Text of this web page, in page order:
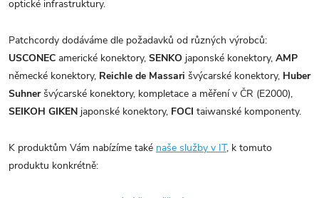
optické infrastruktury.
Patchcordy dodáváme dle požadavků od různých výrobců:
USCONEC americké konektory, SENKO japonské konektory, AMP
německé konektory, Reichle de Massari švýcarské konektory, Huber
Suhneršvýcarské konektory, kompletace a měření v ČR (E2000),
SEIKOH GIKEN japonské konektory, FOCI taiwanské komponenty.
K produktům Vám nabízíme také naše služby v IT, k tomuto
produktu konkrétně: